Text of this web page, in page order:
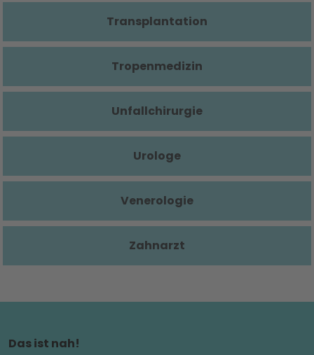
Transplantation
Tropenmedizin
Unfallchirurgie
Urologe
Venerologie
Zahnarzt
Das ist nah!